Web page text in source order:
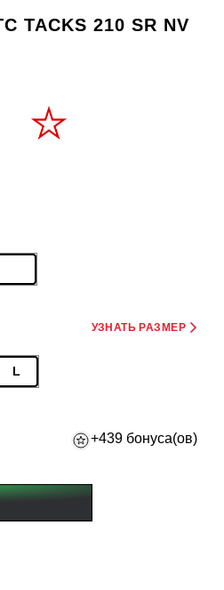
TACKS 210 SR NV
УЗНАТЬ РАЗМЕР
L
+439 бонуса(ов)